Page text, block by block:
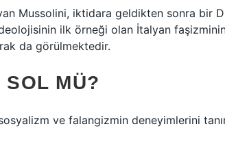
Mussolini, iktidara geldikten sonra bir
ilk örneği olan İtalyan
da görülmektedir.
MÜ?
ve falangizmin deneyimlerini